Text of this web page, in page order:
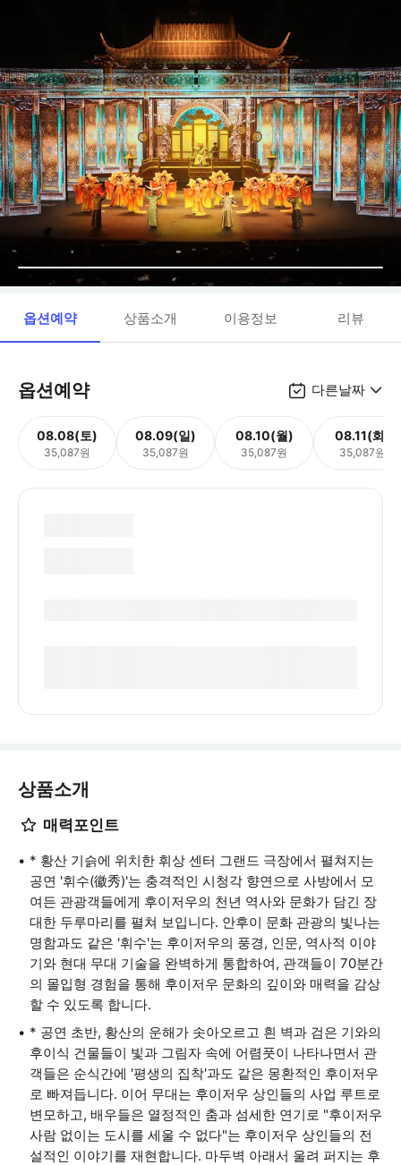
옵션예약 상품소개 이용정보 리뷰
옵션예약 다른날짜
08.08(토)
35,087원
08.09(일)
35,087원
08.10(월)
35,087원
08.11(화)
35,087원
상품소개
매력포인트
* 황산 기슭에 위치한 휘상 센터 그랜드 극장에서 펼쳐지는
공연 '휘수(徽秀)'는 충격적인 시청각 향연으로 사방에서 모
여든 관광객들에게 후이저우의 천년 역사와 문화가 담긴 장
대한 두루마리를 펼쳐 보입니다. 안후이 문화 관광의 빛나는
명함과도 같은 '휘수'는 후이저우의 풍경, 인문, 역사적 이야
기와 현대 무대 기술을 완벽하게 통합하여, 관객들이 70분간
의 몰입형 경험을 통해 후이저우 문화의 깊이와 매력을 감상
할 수 있도록 합니다.
* 공연 초반, 황산의 운해가 솟아오르고 흰 벽과 검은 기와의
후이식 건물들이 빛과 그림자 속에 어렴풋이 나타나면서 관
객들은 순식간에 '평생의 집착'과도 같은 몽환적인 후이저우
로 빠져듭니다. 이어 무대는 후이저우 상인들의 사업 루트로
변모하고, 배우들은 열정적인 춤과 섬세한 연기로 "후이저우
사람 없이는 도시를 세울 수 없다"는 후이저우 상인들의 전
설적인 이야기를 재현합니다. 마두벽 아래서 울려 퍼지는 후